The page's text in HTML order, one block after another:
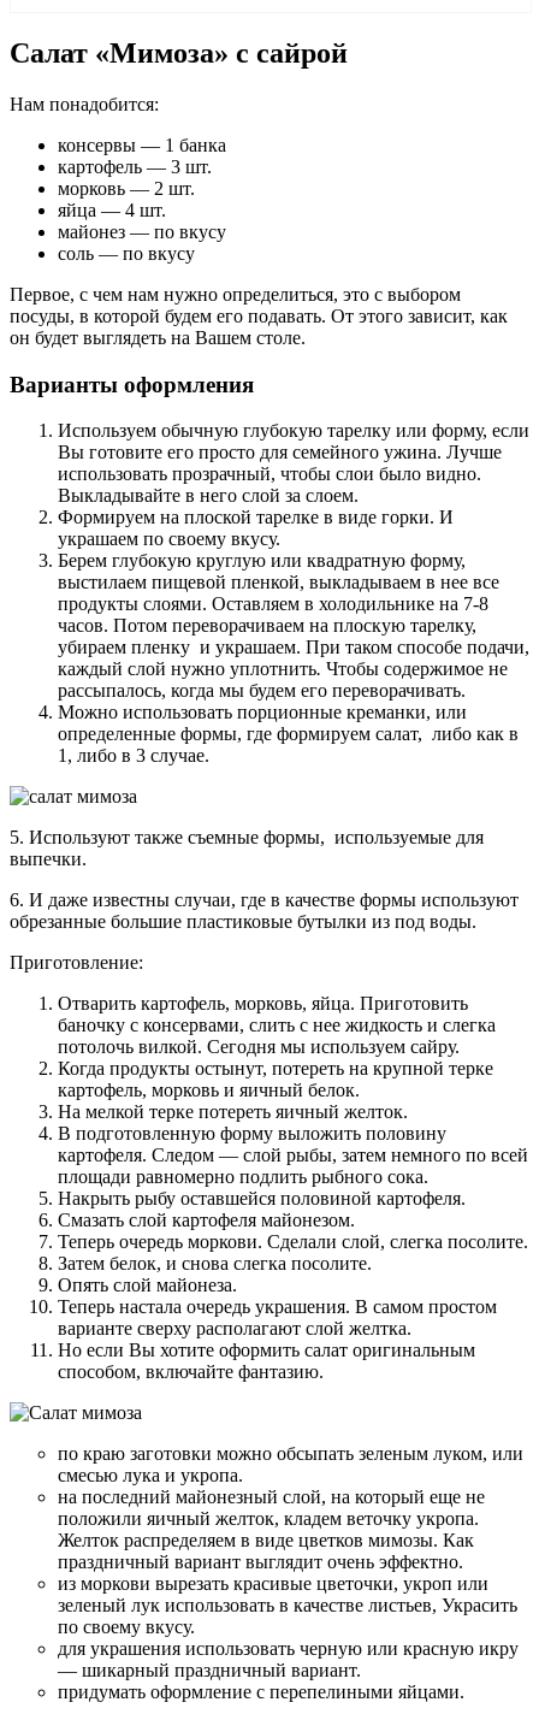
Салат «Мимоза» с сайрой
Нам понадобится:
консервы — 1 банка
картофель — 3 шт.
морковь — 2 шт.
яйца — 4 шт.
майонез — по вкусу
соль — по вкусу
Первое, с чем нам нужно определиться, это с выбором
посуды, в которой будем его подавать. От этого зависит, как
он будет выглядеть на Вашем столе.
Варианты оформления
Используем обычную глубокую тарелку или форму, если
Вы готовите его просто для семейного ужина. Лучше
использовать прозрачный, чтобы слои было видно.
Выкладывайте в него слой за слоем.
Формируем на плоской тарелке в виде горки. И
украшаем по своему вкусу.
Берем глубокую круглую или квадратную форму,
выстилаем пищевой пленкой, выкладываем в нее все
продукты слоями. Оставляем в холодильнике на 7-8
часов. Потом переворачиваем на плоскую тарелку,
убираем пленку и украшаем. При таком способе подачи,
каждый слой нужно уплотнить. Чтобы содержимое не
рассыпалось, когда мы будем его переворачивать.
Можно использовать порционные креманки, или
определенные формы, где формируем салат, либо как в
1, либо в 3 случае.
5. Используют также съемные формы, используемые для
выпечки.
6. И даже известны случаи, где в качестве формы используют
обрезанные большие пластиковые бутылки из под воды.
Приготовление:
Отварить картофель, морковь, яйца. Приготовить
баночку с консервами, слить с нее жидкость и слегка
потолочь вилкой. Сегодня мы используем сайру.
Когда продукты остынут, потереть на крупной терке
картофель, морковь и яичный белок.
На мелкой терке потереть яичный желток.
В подготовленную форму выложить половину
картофеля. Следом — слой рыбы, затем немного по всей
площади равномерно подлить рыбного сока.
Накрыть рыбу оставшейся половиной картофеля.
Смазать слой картофеля майонезом.
Теперь очередь моркови. Сделали слой, слегка посолите.
Затем белок, и снова слегка посолите.
Опять слой майонеза.
Теперь настала очередь украшения. В самом простом
варианте сверху располагают слой желтка.
Но если Вы хотите оформить салат оригинальным
способом, включайте фантазию.
по краю заготовки можно обсыпать зеленым луком, или
смесью лука и укропа.
на последний майонезный слой, на который еще не
положили яичный желток, кладем веточку укропа.
Желток распределяем в виде цветков мимозы. Как
праздничный вариант выглядит очень эффектно.
из моркови вырезать красивые цветочки, укроп или
зеленый лук использовать в качестве листьев, Украсить
по своему вкусу.
для украшения использовать черную или красную икру
— шикарный праздничный вариант.
придумать оформление с перепелиными яйцами.